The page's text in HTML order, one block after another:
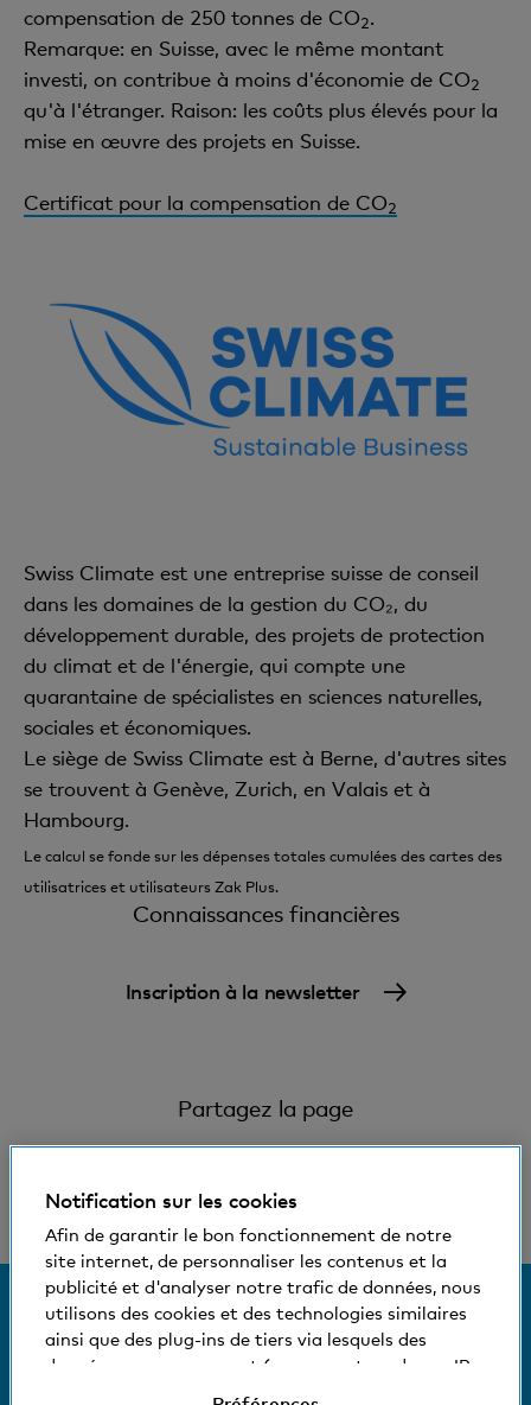
compensation de 250 tonnes de CO2.
Remarque: en Suisse, avec le même montant
investi, on contribue à moins d'économie de CO2
qu'à l'étranger. Raison: les coûts plus élevés pour la
mise en œuvre des projets en Suisse.
Certificat pour la compensation de CO2
Swiss Climate est une entreprise suisse de conseil
dans les domaines de la gestion du CO₂, du
développement durable, des projets de protection
du climat et de l'énergie, qui compte une
quarantaine de spécialistes en sciences naturelles,
sociales et économiques.
Le siège de Swiss Climate est à Berne, d'autres sites
se trouvent à Genève, Zurich, en Valais et à
Hambourg.
Le calcul se fonde sur les dépenses totales cumulées des cartes des
utilisatrices et utilisateurs Zak Plus.
Connaissances financières
Inscription à la newsletter
Partagez la page
© Banque Cler
Conditions juridiques et mentions légales
Notification sur les cookies
Afin de garantir le bon fonctionnement de notre
site internet, de personnaliser les contenus et la
publicité et d'analyser notre trafic de données, nous
utilisons des cookies et des technologies similaires
ainsi que des plug-ins de tiers via lesquels des
données vous concernant (comme votre adresse IP,